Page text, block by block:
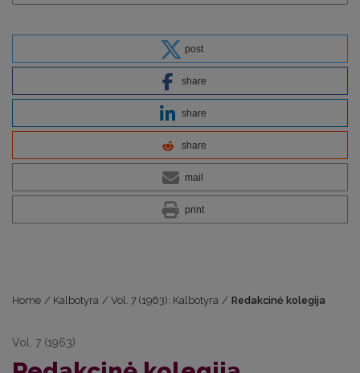
post
share
share
share
mail
print
Home / Kalbotyra / Vol. 7 (1963): Kalbotyra / Redakcinė kolegija
Vol. 7 (1963)